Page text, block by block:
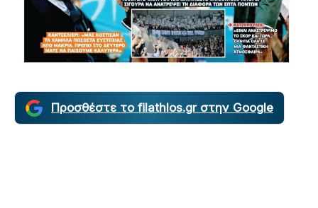
Προσθέστε το filathlos.gr στην Google